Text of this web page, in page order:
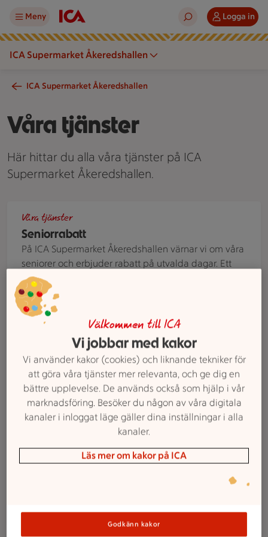
Meny Logga in
ICA Supermarket Åkeredshallen
ICA Supermarket Åkeredshallen
Våra tjänster
Här hittar du alla våra tjänster på ICA
Supermarket Åkeredshallen.
Seniorrabatt
Våra tjänster
På ICA Supermarket Åkeredshallen värnar vi om våra
seniorer och erbjuder rabatt på utvalda dagar. Ett
uppskattat erbjudande för dig som vill handla och få
mer för pengarna.
Släpvagn
Släputhyrning
Våra tjänster
Om du behöver hyra släp så är du hjärtligt
välkommen in till oss på ICA Supermarket
Åkeredshallen. Allt för att förenkla vardagen för såväl
privatpersoner som företag.
Post & paket
Välkommen till ICA
Vi jobbar med kakor
Vi använder kakor (cookies) och liknande tekniker för
att göra våra tjänster mer relevanta, och ge dig en
bättre upplevelse. De används också som hjälp i vår
marknadsföring. Besöker du någon av våra digitala
kanaler i inloggat läge gäller dina inställningar i alla
kanaler.
Läs mer om kakor på ICA
Godkänn kakor